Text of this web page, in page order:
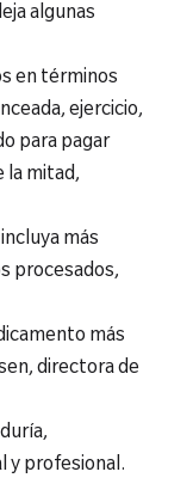
algunas
en términos
ejercicio,
para pagar
la mitad,
más
procesados,
más
directora de
y profesional.